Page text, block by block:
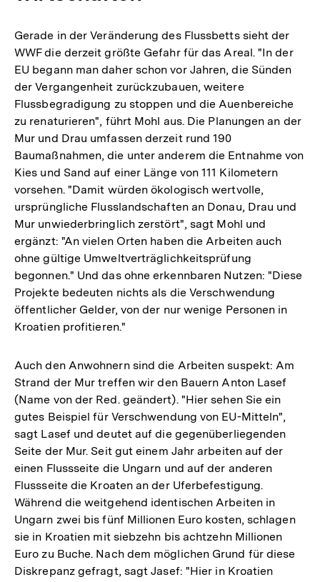
Gerade in der Veränderung des Flussbetts sieht der
WWF die derzeit größte Gefahr für das Areal. "In der
EU begann man daher schon vor Jahren, die Sünden
der Vergangenheit zurückzubauen, weitere
Flussbegradigung zu stoppen und die Auenbereiche
zu renaturieren", führt Mohl aus. Die Planungen an der
Mur und Drau umfassen derzeit rund 190
Baumaßnahmen, die unter anderem die Entnahme von
Kies und Sand auf einer Länge von 111 Kilometern
vorsehen. "Damit würden ökologisch wertvolle,
ursprüngliche Flusslandschaften an Donau, Drau und
Mur unwiederbringlich zerstört", sagt Mohl und
ergänzt: "An vielen Orten haben die Arbeiten auch
ohne gültige Umweltverträglichkeitsprüfung
begonnen." Und das ohne erkennbaren Nutzen: "Diese
Projekte bedeuten nichts als die Verschwendung
öffentlicher Gelder, von der nur wenige Personen in
Kroatien profitieren."
Auch den Anwohnern sind die Arbeiten suspekt: Am
Strand der Mur treffen wir den Bauern Anton Lasef
(Name von der Red. geändert). "Hier sehen Sie ein
gutes Beispiel für Verschwendung von EU-Mitteln",
sagt Lasef und deutet auf die gegenüberliegenden
Seite der Mur. Seit gut einem Jahr arbeiten auf der
einen Flussseite die Ungarn und auf der anderen
Flussseite die Kroaten an der Uferbefestigung.
Während die weitgehend identischen Arbeiten in
Ungarn zwei bis fünf Millionen Euro kosten, schlagen
sie in Kroatien mit siebzehn bis achtzehn Millionen
Euro zu Buche. Nach dem möglichen Grund für diese
Diskrepanz gefragt, sagt Jasef: "Hier in Kroatien